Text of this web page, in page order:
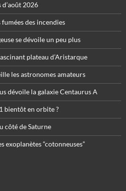
2026
fumées des incendies
se dévoile un peu plus
plateau d’Aristarque
les astronomes amateurs
dévoile la galaxie Centaurus A
bientôt en orbite ?
côté de Saturne
exoplanètes “cotonneuses”